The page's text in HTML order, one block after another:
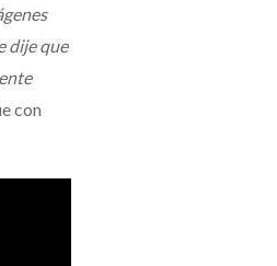
dije que
con